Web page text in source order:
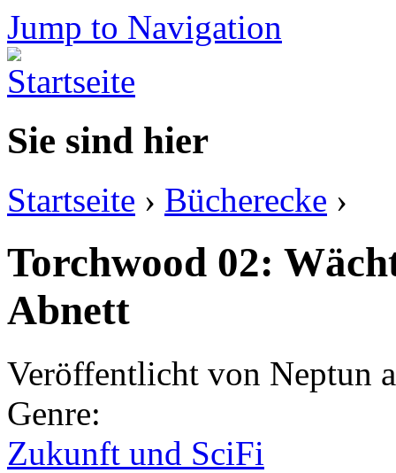
Jump to Navigation
Sie sind hier
Startseite › Bücherecke ›
Torchwood 02:
Abnett
Veröffentlicht von Neptun
Genre:
Zukunft und SciFi